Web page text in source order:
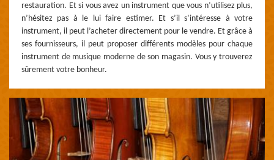
restauration. Et si vous avez un instrument que vous n’utilisez plus,
n’hésitez pas à le lui faire estimer. Et s’il s’intéresse à votre
instrument, il peut l’acheter directement pour le vendre. Et grâce à
ses fournisseurs, il peut proposer différents modèles pour chaque
instrument de musique moderne de son magasin. Vous y trouverez
sûrement votre bonheur.